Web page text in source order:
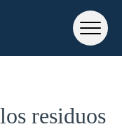
residuos